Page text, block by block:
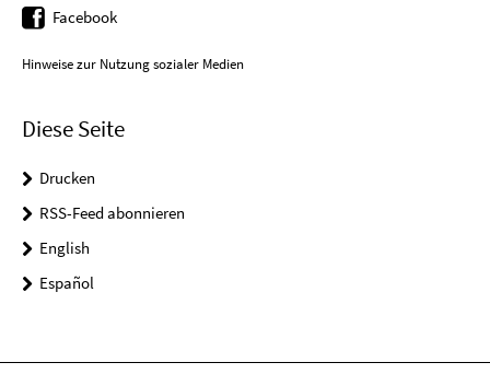
Facebook
Hinweise zur Nutzung sozialer Medien
Diese Seite
Drucken
RSS-Feed abonnieren
English
Español